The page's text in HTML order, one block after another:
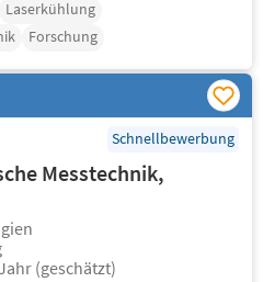
Laserkühlung
Forschung
Schnellbewerbung
Messtechnik,
(geschätzt)